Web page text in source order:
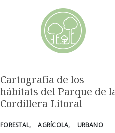
Cartografía de los
hábitats del Parque de
Cordillera Litoral
FORESTAL AGRÍCOLA URBANO